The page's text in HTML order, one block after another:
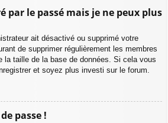
par le passé mais je ne peux plus
ait désactivé ou supprimé votre
de supprimer régulièrement les membres
la taille de la base de données. Si cela vous
et soyez plus investi sur le forum.
passe !